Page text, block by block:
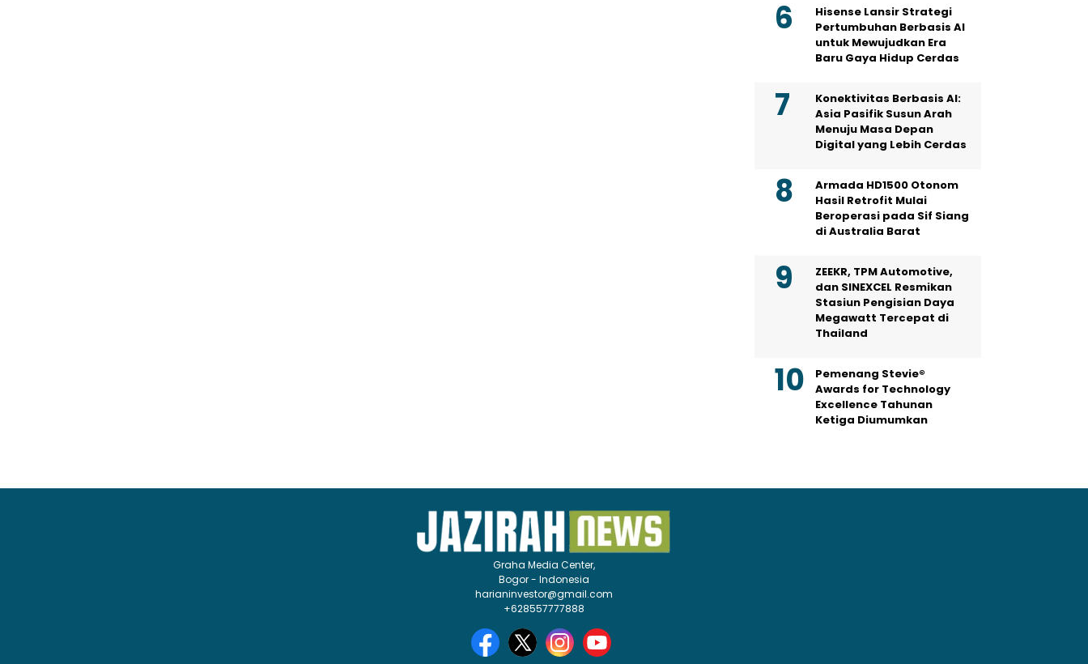
Hisense Lansir Strategi
Pertumbuhan Berbasis AI
untuk Mewujudkan Era
Baru Gaya Hidup Cerdas
Konektivitas Berbasis AI:
Asia Pasifik Susun Arah
Menuju Masa Depan
Digital yang Lebih Cerdas
Armada HD1500 Otonom
Hasil Retrofit Mulai
Beroperasi pada Sif Siang
di Australia Barat
ZEEKR, TPM Automotive,
dan SINEXCEL Resmikan
Stasiun Pengisian Daya
Megawatt Tercepat di
Thailand
Pemenang Stevie®
Awards for Technology
Excellence Tahunan
Ketiga Diumumkan
Graha Media Center,
Bogor - Indonesia
harianinvestor@gmail.com
+628557777888